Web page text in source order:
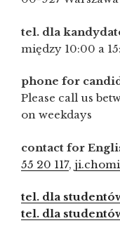
tel. dla
między 10:00 a
phone for
Please call us
on weekdays
contact for
55 20 117,
tel. dla
tel. dla